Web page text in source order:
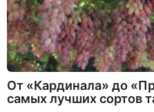
От «Кардинала» до
самых лучших сортов